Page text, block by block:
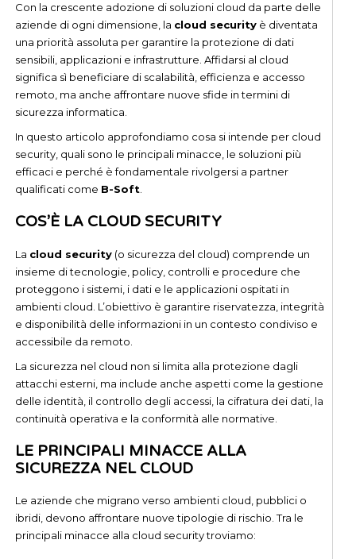
Con la crescente adozione di soluzioni cloud da parte delle
aziende di ogni dimensione, la cloud securityè diventata
una priorità assoluta per garantire la protezione di dati
sensibili, applicazioni e infrastrutture. Affidarsi al cloud
significa sì beneficiare di scalabilità, efficienza e accesso
remoto, ma anche affrontare nuove sfide in termini di
sicurezza informatica.
In questo articolo approfondiamo cosa si intende per cloud
security, quali sono le principali minacce, le soluzioni più
efficaci e perché è fondamentale rivolgersi a partner
qualificati come B-Soft.
COS’È LA CLOUD SECURITY
La cloud security(o sicurezza del cloud) comprende un
insieme di tecnologie, policy, controlli e procedure che
proteggono i sistemi, i dati e le applicazioni ospitati in
ambienti cloud. L’obiettivo è garantire riservatezza, integrità
e disponibilità delle informazioni in un contesto condiviso e
accessibile da remoto.
La sicurezza nel cloud non si limita alla protezione dagli
attacchi esterni, ma include anche aspetti come la gestione
delle identità, il controllo degli accessi, la cifratura dei dati, la
continuità operativa e la conformità alle normative.
LE PRINCIPALI MINACCE ALLA
SICUREZZA NEL CLOUD
Le aziende che migrano verso ambienti cloud, pubblici o
ibridi, devono affrontare nuove tipologie di rischio. Tra le
principali minacce alla cloud security troviamo: